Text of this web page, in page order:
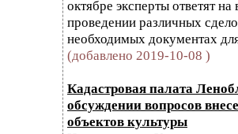
октябре эксперты ответят
проведении различных
необходимых документах
(добавлено 2019-10-08 )
Кадастровая палата
обсуждении вопросов
объектов культуры